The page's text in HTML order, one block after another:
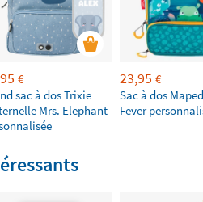
€
sac à dos Trixie
Mrs. Elephant
23,95 €
Sac à dos
Fever